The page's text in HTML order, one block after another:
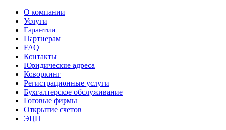
О компании
Услуги
Гарантии
Партнерам
FAQ
Контакты
Юридические адреса
Коворкинг
Регистрационные услуги
Бухгалтерское обслуживание
Готовые фирмы
Открытие счетов
ЭЦП